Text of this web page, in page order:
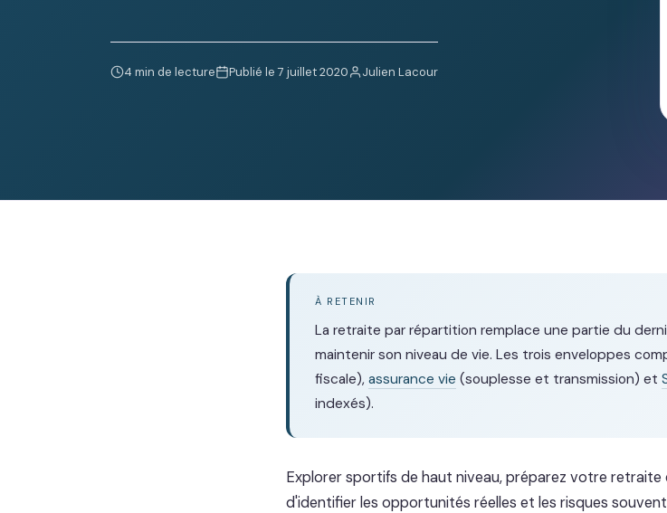
4 min de lecture Publié le 7 juillet 2020 Julien Lacour
À RETENIR
La retraite par répartition remplace une partie du
maintenir son niveau de vie. Les trois enveloppes
fiscale), assurance vie (souplesse et transmission) et
indexés).
Explorer sportifs de haut niveau, préparez votre
d'identifier les opportunités réelles et les risques